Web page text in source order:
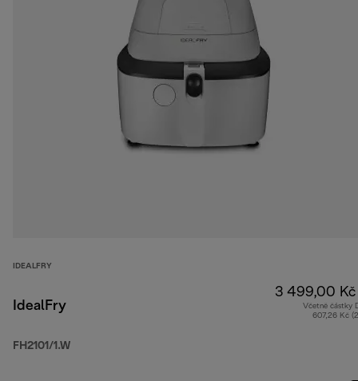
IDEALFRY
IdealFry
FH2101/1.W
3 499,00 Kč
Včetně částky
607,26 Kč